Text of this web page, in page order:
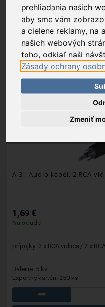
prehliadania našich
aby sme vám
a cielené reklamy, na
našich webových
toho, odkiaľ naši
Zásady ochrany
Zmeniť
A 3 - Audio kábel, 2 RCA
1,69 €
Na sklade
prípojky: 2 x RCA vidlica / 2 x
Balenie: 5 ks
Exportný kartón: 250 ks